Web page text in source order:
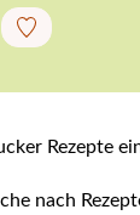
nach